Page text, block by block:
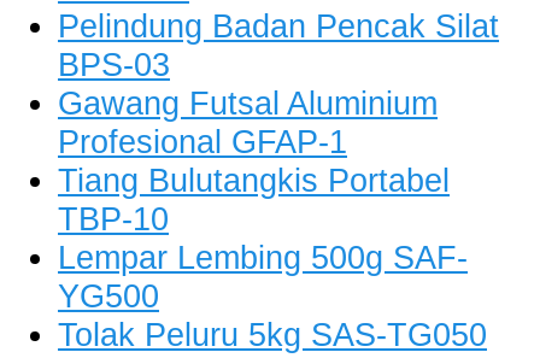
Pelindung Badan Pencak Silat
BPS-03
Gawang Futsal Aluminium
Profesional GFAP-1
Tiang Bulutangkis Portabel
TBP-10
Lempar Lembing 500g SAF-
YG500
Tolak Peluru 5kg SAS-TG050